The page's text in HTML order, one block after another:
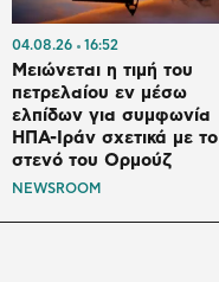
04.08.26 16:52
Μειώνεται η τιμή του
πετρελαίου εν μέσω
ελπίδων για συμφωνία
ΗΠΑ-Ιράν σχετικά με το
στενό του Ορμούζ
NEWSROOM